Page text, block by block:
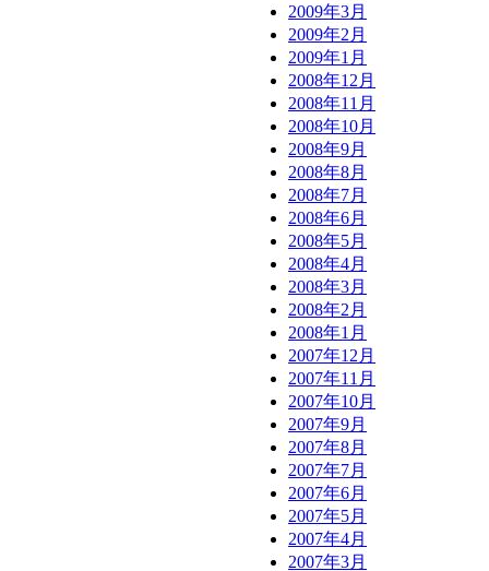
2009年3月
2009年2月
2009年1月
2008年12月
2008年11月
2008年10月
2008年9月
2008年8月
2008年7月
2008年6月
2008年5月
2008年4月
2008年3月
2008年2月
2008年1月
2007年12月
2007年11月
2007年10月
2007年9月
2007年8月
2007年7月
2007年6月
2007年5月
2007年4月
2007年3月